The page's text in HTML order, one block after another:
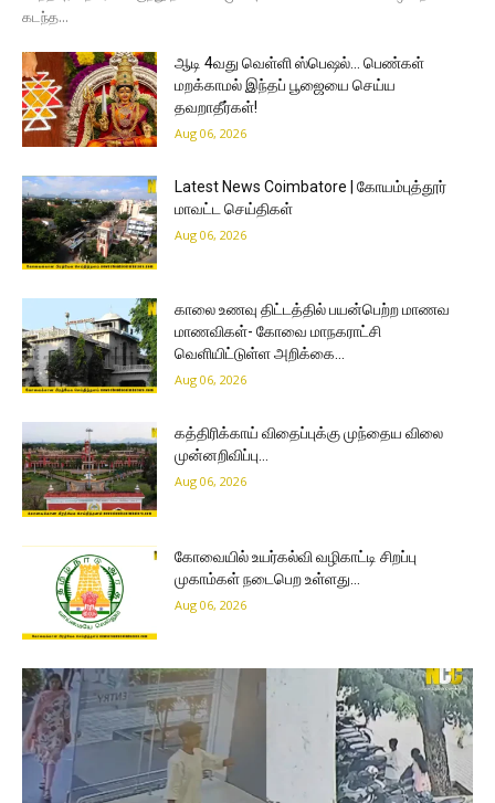
கடந்த...
ஆடி 4வது வெள்ளி ஸ்பெஷல்… பெண்கள்
மறக்காமல் இந்தப் பூஜையை செய்ய
தவறாதீர்கள்!
Aug 06, 2026
Latest News Coimbatore | கோயம்புத்தூர்
மாவட்ட செய்திகள்
Aug 06, 2026
காலை உணவு திட்டத்தில் பயன்பெற்ற மாணவ
மாணவிகள்- கோவை மாநகராட்சி
வெளியிட்டுள்ள அறிக்கை…
Aug 06, 2026
கத்திரிக்காய் விதைப்புக்கு முந்தைய விலை
முன்னறிவிப்பு…
Aug 06, 2026
கோவையில் உயர்கல்வி வழிகாட்டி சிறப்பு
முகாம்கள் நடைபெற உள்ளது…
Aug 06, 2026